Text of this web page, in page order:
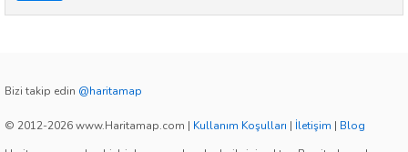
Bizi takip edin @haritamap
© 2012-2026 www.Haritamap.com | Kullanım Koşulları | İletişim | Blog